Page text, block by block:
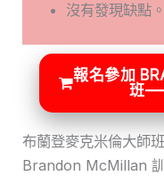
沒有發現缺點。
報名參加
班
布蘭登麥克米倫大師
Brandon McMillan